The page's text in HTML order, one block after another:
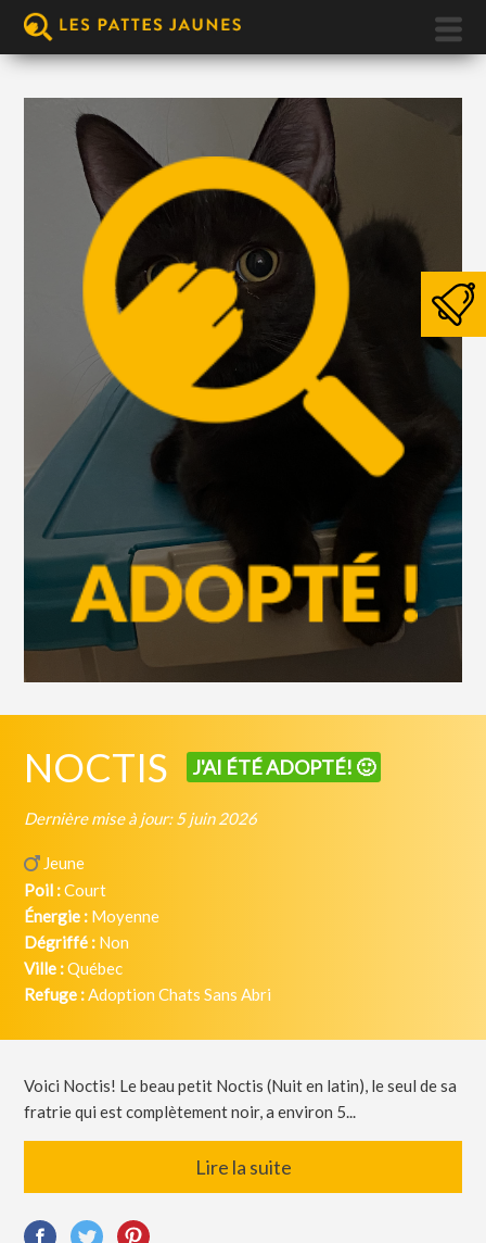
NOCTIS J'AI ÉTÉ ADOPTÉ! 🙂
Dernière mise à jour: 5 juin 2026
Jeune
Poil :Court
Énergie : Moyenne
Dégriffé : Non
Ville :Québec
Refuge :Adoption Chats Sans Abri
Voici Noctis! Le beau petit Noctis (Nuit en latin), le seul de sa
fratrie qui est complètement noir, a environ 5...
Lire la suite